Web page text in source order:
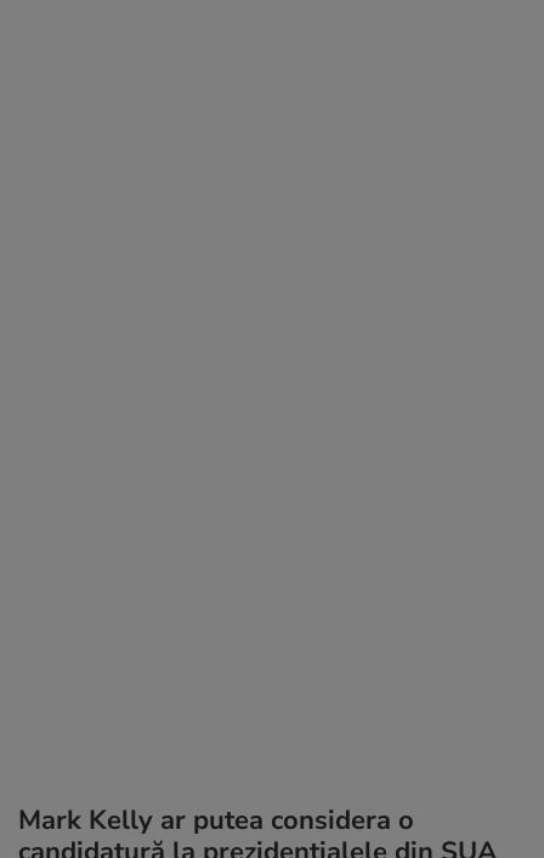
Mark Kelly ar putea considera o